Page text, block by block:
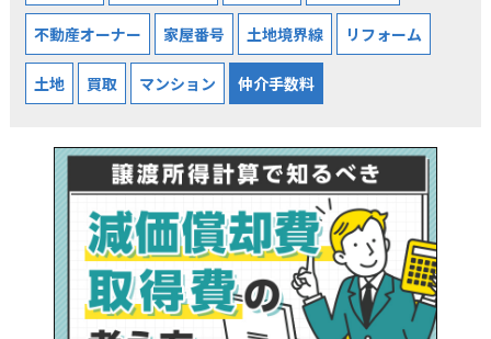
不動産オーナー 家屋番号 土地境界線 リフォーム
土地 買取 マンション 仲介手数料